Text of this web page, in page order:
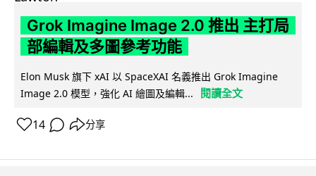
Grok Imagine Image 2.0 推出 主打局
部編輯及多圖參考功能
Elon Musk 旗下 xAI 以 SpaceXAI 名義推出 Grok Imagine
Image 2.0 模型，強化 AI 繪圖及編輯...
閱讀全文
14 分享